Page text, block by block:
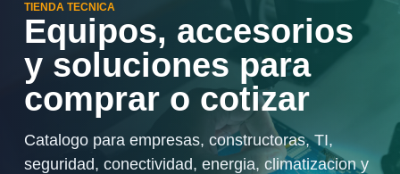
TIENDA TECNICA
Equipos, accesorios
y soluciones para
comprar o cotizar
Catalogo para empresas, constructoras, TI,
seguridad, conectividad, energia, climatizacion y